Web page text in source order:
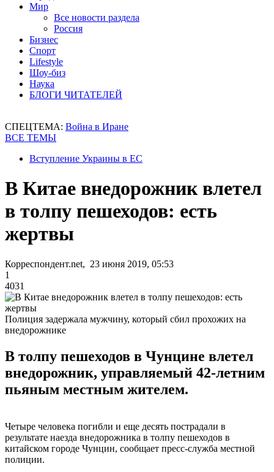
Мир
Все новости раздела
Россия
Бизнес
Спорт
Lifestyle
Шоу-биз
Наука
БЛОГИ ЧИТАТЕЛЕЙ
СПЕЦТЕМА: Война в Иране
ВСЕ ТЕМЫ
Вступление Украины в ЕС
В Китае внедорожник влетел
в толпу пешеходов: есть
жертвы
Корреспондент.net, 23 июня 2019, 05:53
1
4031
Полиция задержала мужчину, который сбил прохожих на
внедорожнике
В толпу пешеходов в Чунцине влетел
внедорожник, управляемый 42-летним
пьяным местным жителем.
Четыре человека погибли и еще десять пострадали в
результате наезда внедорожника в толпу пешеходов в
китайском городе Чунцин, сообщает пресс-служба местной
полиции.